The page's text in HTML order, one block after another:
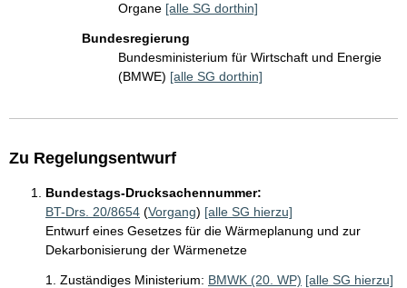
Organe [alle SG dorthin]
Bundesregierung
Bundesministerium für Wirtschaft und Energie
(BMWE) [alle SG dorthin]
Zu Regelungsentwurf
Bundestags-Drucksachennummer:
BT-Drs. 20/8654 (Vorgang) [alle SG hierzu]
Entwurf eines Gesetzes für die Wärmeplanung und zur
Dekarbonisierung der Wärmenetze
1. Zuständiges Ministerium: BMWK (20. WP) [alle SG hierzu]